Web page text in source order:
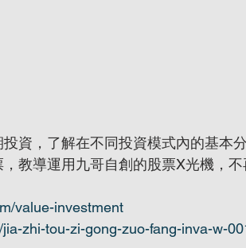
資，了解在不同投資模式內的基本
教導運用九哥自創的股票X光機，
value-investment
zhi-tou-zi-gong-zuo-fang-inva-w-